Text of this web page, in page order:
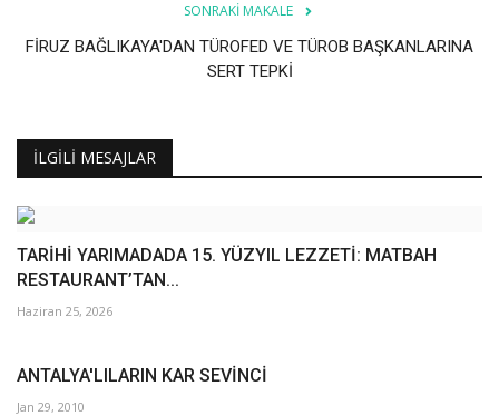
SONRAKI MAKALE
FİRUZ BAĞLIKAYA'DAN TÜROFED VE TÜROB BAŞKANLARINA
SERT TEPKİ
İLGILI MESAJLAR
TARİHİ YARIMADADA 15. YÜZYIL LEZZETİ: MATBAH
RESTAURANT’TAN...
Haziran 25, 2026
ANTALYA'LILARIN KAR SEVİNCİ
Jan 29, 2010